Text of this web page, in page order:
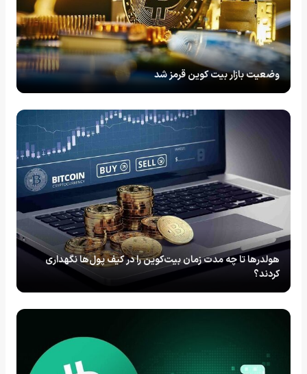
وضعیت بازار بیت کوین قرمز شد
هولدرها تا چه مدت زمان بیت‌کوین‌ را در کیف پول‌ها نگهداری
کردند؟